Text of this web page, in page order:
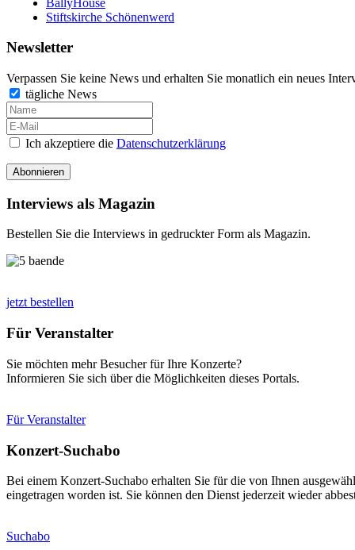
Stiftskirche Schönenwerd
Newsletter
Verpassen Sie keine News und erhalten Sie monatlich ein neues
tägliche News
Ich akzeptiere die Datenschutzerklärung
Abonnieren
Interviews als Magazin
Bestellen Sie die Interviews in gedruckter Form als Magazin.
jetzt bestellen
Für Veranstalter
Sie möchten mehr Besucher für Ihre Konzerte?
Informieren Sie sich über die Möglichkeiten dieses Portals.
Für Veranstalter
Konzert-Suchabo
Bei einem Konzert-Suchabo erhalten Sie für die von Ihnen
eingetragen worden ist. Sie können den Dienst jederzeit wieder
Suchabo